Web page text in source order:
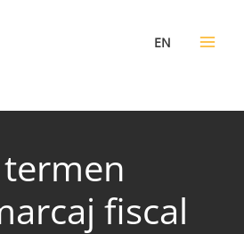
EN
fiscal